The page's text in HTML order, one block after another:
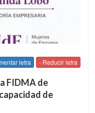
letra - Reducir letra
FIDMA de
de